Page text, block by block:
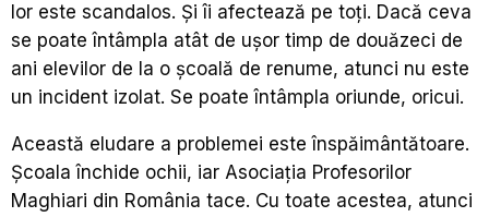
lor este scandalos. Și îi afectează pe toți. Dacă ceva
se poate întâmpla atât de ușor timp de douăzeci de
ani elevilor de la o școală de renume, atunci nu este
un incident izolat. Se poate întâmpla oriunde, oricui.
Această eludare a problemei este înspăimântătoare.
Școala închide ochii, iar Asociația Profesorilor
Maghiari din România tace. Cu toate acestea, atunci